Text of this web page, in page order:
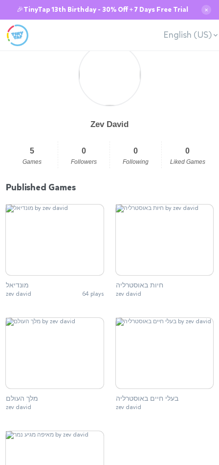
🎉TinyTap 13th Birthday - 30% Off + 7 Days Free Trial ✕
English (US)
Zev David
5
Games
0
Followers
0
Following
0
Liked Games
Published Games
מונדיאל
zev david 64 plays
חיות באוסטרליה
zev david
מלך העולם
zev david
בעלי חיים באוסטרליה
zev david